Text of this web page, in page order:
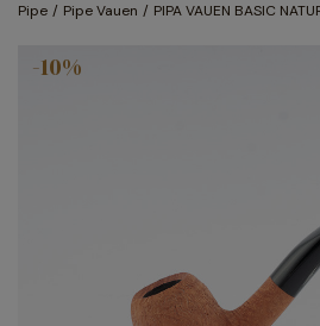
Pipe Pipe Vauen PIPA VAUEN BASIC
-10%